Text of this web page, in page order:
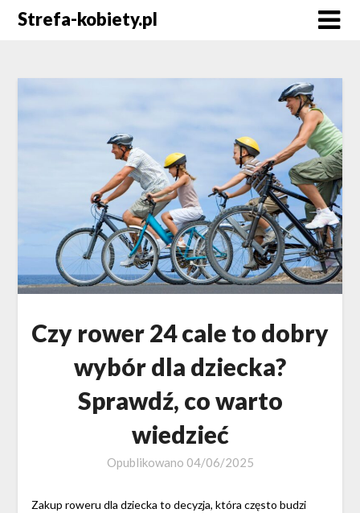
SkipStrefa-kobiety.pl
Czy rower 24 cale to dobry
wybór dla dziecka?
Sprawdź, co warto
wiedzieć
Opublikowano 04/06/2025
Zakup roweru dla dziecka to decyzja, która często budzi